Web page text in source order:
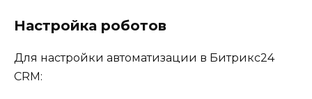
Настройка роботов
Для настройки автоматизации в Битрикс24
CRM: